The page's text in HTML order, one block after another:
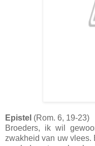
Epistel (Rom. 6, 19-23)
Broeders, ik wil
zwakheid van uw